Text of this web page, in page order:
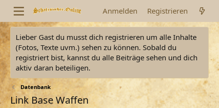
Anmelden Registrieren
Lieber Gast du musst dich registrieren um alle Inhalte
(Fotos, Texte uvm.) sehen zu können. Sobald du
registriert bist, kannst du alle Beiträge sehen und dich
aktiv daran beteiligen.
Datenbank
Link Base Waffen